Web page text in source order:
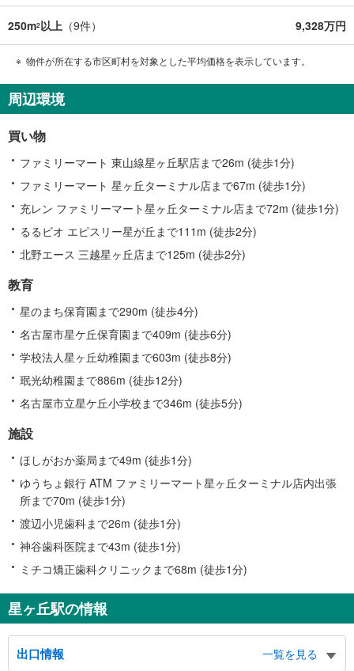
250m2以上 （9件） 9,328万円
物件が所在する市区町村を対象とした平均価格を表示しています。
周辺環境
買い物
ファミリーマート 東山線星ヶ丘駅店まで26m (徒歩1分)
ファミリーマート 星ヶ丘ターミナル店まで67m (徒歩1分)
充レン ファミリーマート星ヶ丘ターミナル店まで72m (徒歩1分)
るるビオ エピスリー星が丘まで111m (徒歩2分)
北野エース 三越星ヶ丘店まで125m (徒歩2分)
教育
星のまち保育園まで290m (徒歩4分)
名古屋市星ケ丘保育園まで409m (徒歩6分)
学校法人星ヶ丘幼稚園まで603m (徒歩8分)
珉光幼稚園まで886m (徒歩12分)
名古屋市立星ケ丘小学校まで346m (徒歩5分)
施設
ほしがおか薬局まで49m (徒歩1分)
ゆうちょ銀行 ATM ファミリーマート星ヶ丘ターミナル店内出張
所まで70m (徒歩1分)
渡辺小児歯科まで26m (徒歩1分)
神谷歯科医院まで43m (徒歩1分)
ミチコ矯正歯科クリニックまで68m (徒歩1分)
星ヶ丘駅の情報
出口情報
一覧を見る